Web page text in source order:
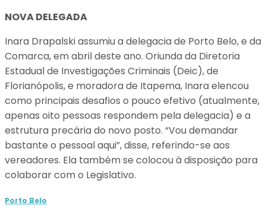
NOVA DELEGADA
Inara Drapalski assumiu a delegacia de Porto Belo, e da
Comarca, em abril deste ano. Oriunda da Diretoria
Estadual de Investigações Criminais (Deic), de
Florianópolis, e moradora de Itapema, Inara elencou
como principais desafios o pouco efetivo (atualmente,
apenas oito pessoas respondem pela delegacia) e a
estrutura precária do novo posto. “Vou demandar
bastante o pessoal aqui”, disse, referindo-se aos
vereadores. Ela também se colocou à disposição para
colaborar com o Legislativo.
Porto Belo